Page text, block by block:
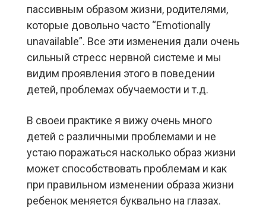
пассивным образом жизни, родителями,
которые довольно часто “Emotionally
unavailable”. Все эти изменения дали очень
сильный стресс нервной системе и мы
видим проявления этого в поведении
детей, проблемах обучаемости и т.д.
В своеи практике я вижу очень много
детей с различными проблемами и не
устаю поражаться насколько образ жизни
может способствовать проблемам и как
при правильном изменении образа жизни
ребенок меняется буквально на глазах.